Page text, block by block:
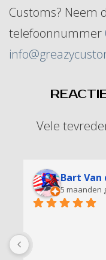
Customs? Neem
telefoonnummer
Vele
Daan
7 maanden